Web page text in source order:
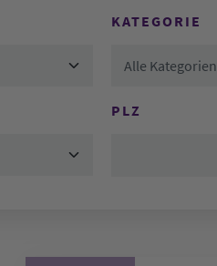
KATEGORIE
Alle Kategorien
PLZ